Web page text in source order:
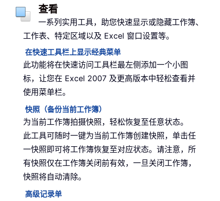
查看
一系列实用工具，助您快速显示或隐藏工作簿、
工作表、特定区域以及 Excel 窗口设置等。
在快速工具栏上显示经典菜单
此功能将在快速访问工具栏最左侧添加一个小图
标，让您在 Excel 2007 及更高版本中轻松查看并
使用菜单栏。
快照（备份当前工作簿）
为当前工作簿拍摄快照，轻松恢复至任意状态。
此工具可随时一键为当前工作簿创建快照，单击任
一快照即可将工作簿恢复至对应状态。请注意，所
有快照仅在工作簿关闭前有效，一旦关闭工作簿，
快照将自动清除。
高级记录单